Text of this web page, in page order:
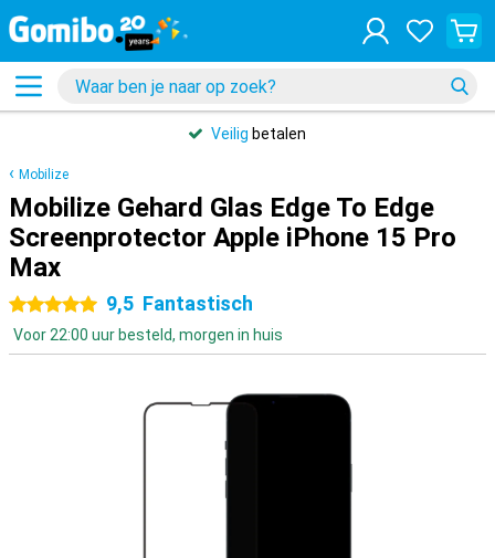
Veilig betalen
Mobilize
Mobilize Gehard Glas Edge To Edge
Screenprotector Apple iPhone 15 Pro
Max
5 sterren9,5 Fantastisch
Voor 22:00 uur besteld, morgen in huis